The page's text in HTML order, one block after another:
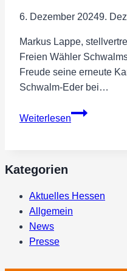
6. Dezember 20249.
Markus Lappe,
Freien Wähler
Freude seine erneute
Schwalm-Eder bei…
Weiterlesen
Markus
Freien
Wähler
Kategorien
Aktuelles Hessen
Allgemein
News
Presse